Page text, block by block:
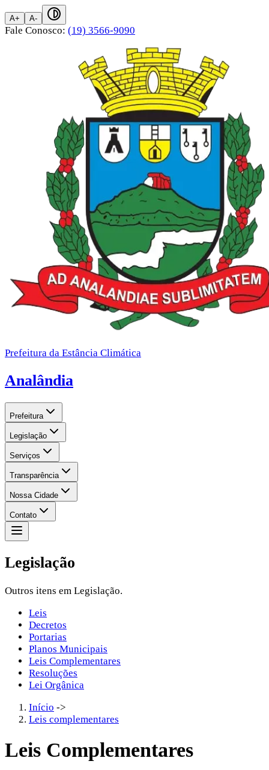
A+ A-
Fale Conosco: (19) 3566-9090
Prefeitura da Estância Climática
Analândia
Prefeitura
Legislação
Serviços
Transparência
Nossa Cidade
Contato
Legislação
Outros itens em Legislação.
Leis
Decretos
Portarias
Planos Municipais
Leis Complementares
Resoluções
Lei Orgânica
Início ->
Leis complementares
Leis Complementares